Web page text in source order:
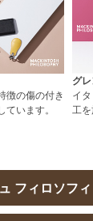
徴の傷の付き
います。
グ
イ
工を
フィロソフ